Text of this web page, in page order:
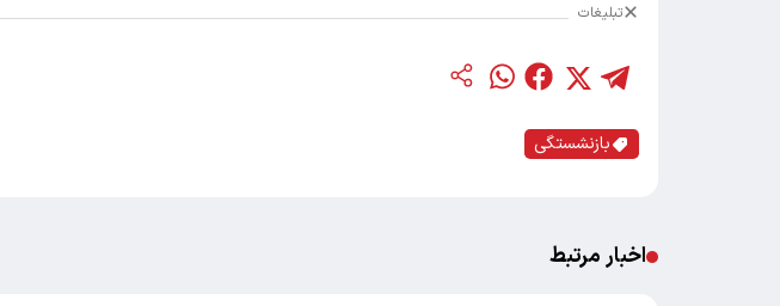
تبلیغات
بازنشستگی
اخبار مرتبط